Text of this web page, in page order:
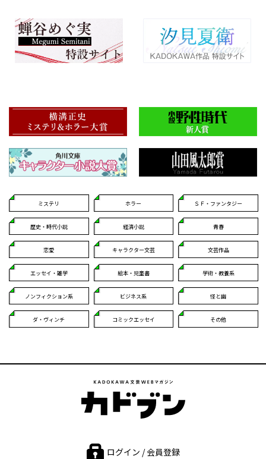
ミステリ ホラー ＳＦ・ファンタジー
歴史・時代小説 経済小説 青春
恋愛 キャラクター文芸 文芸作品
エッセイ・雑学 絵本・児童書 学術・教養系
ノンフィクション系 ビジネス系 怪と幽
ダ・ヴィンチ コミックエッセイ その他
ログイン / 会員登録